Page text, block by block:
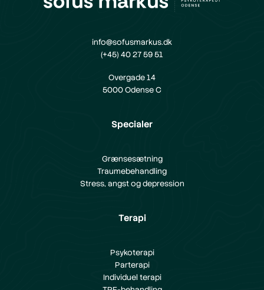
info@sofusmarkus.dk
(+45) 40 27 59 51
Overgade 14
5000 Odense C
Specialer
Grænsesætning
Traumebehandling
Stress, angst og depression
Terapi
Psykoterapi
Parterapi
Individuel terapi